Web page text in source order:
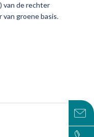
van de rechter
groene basis.